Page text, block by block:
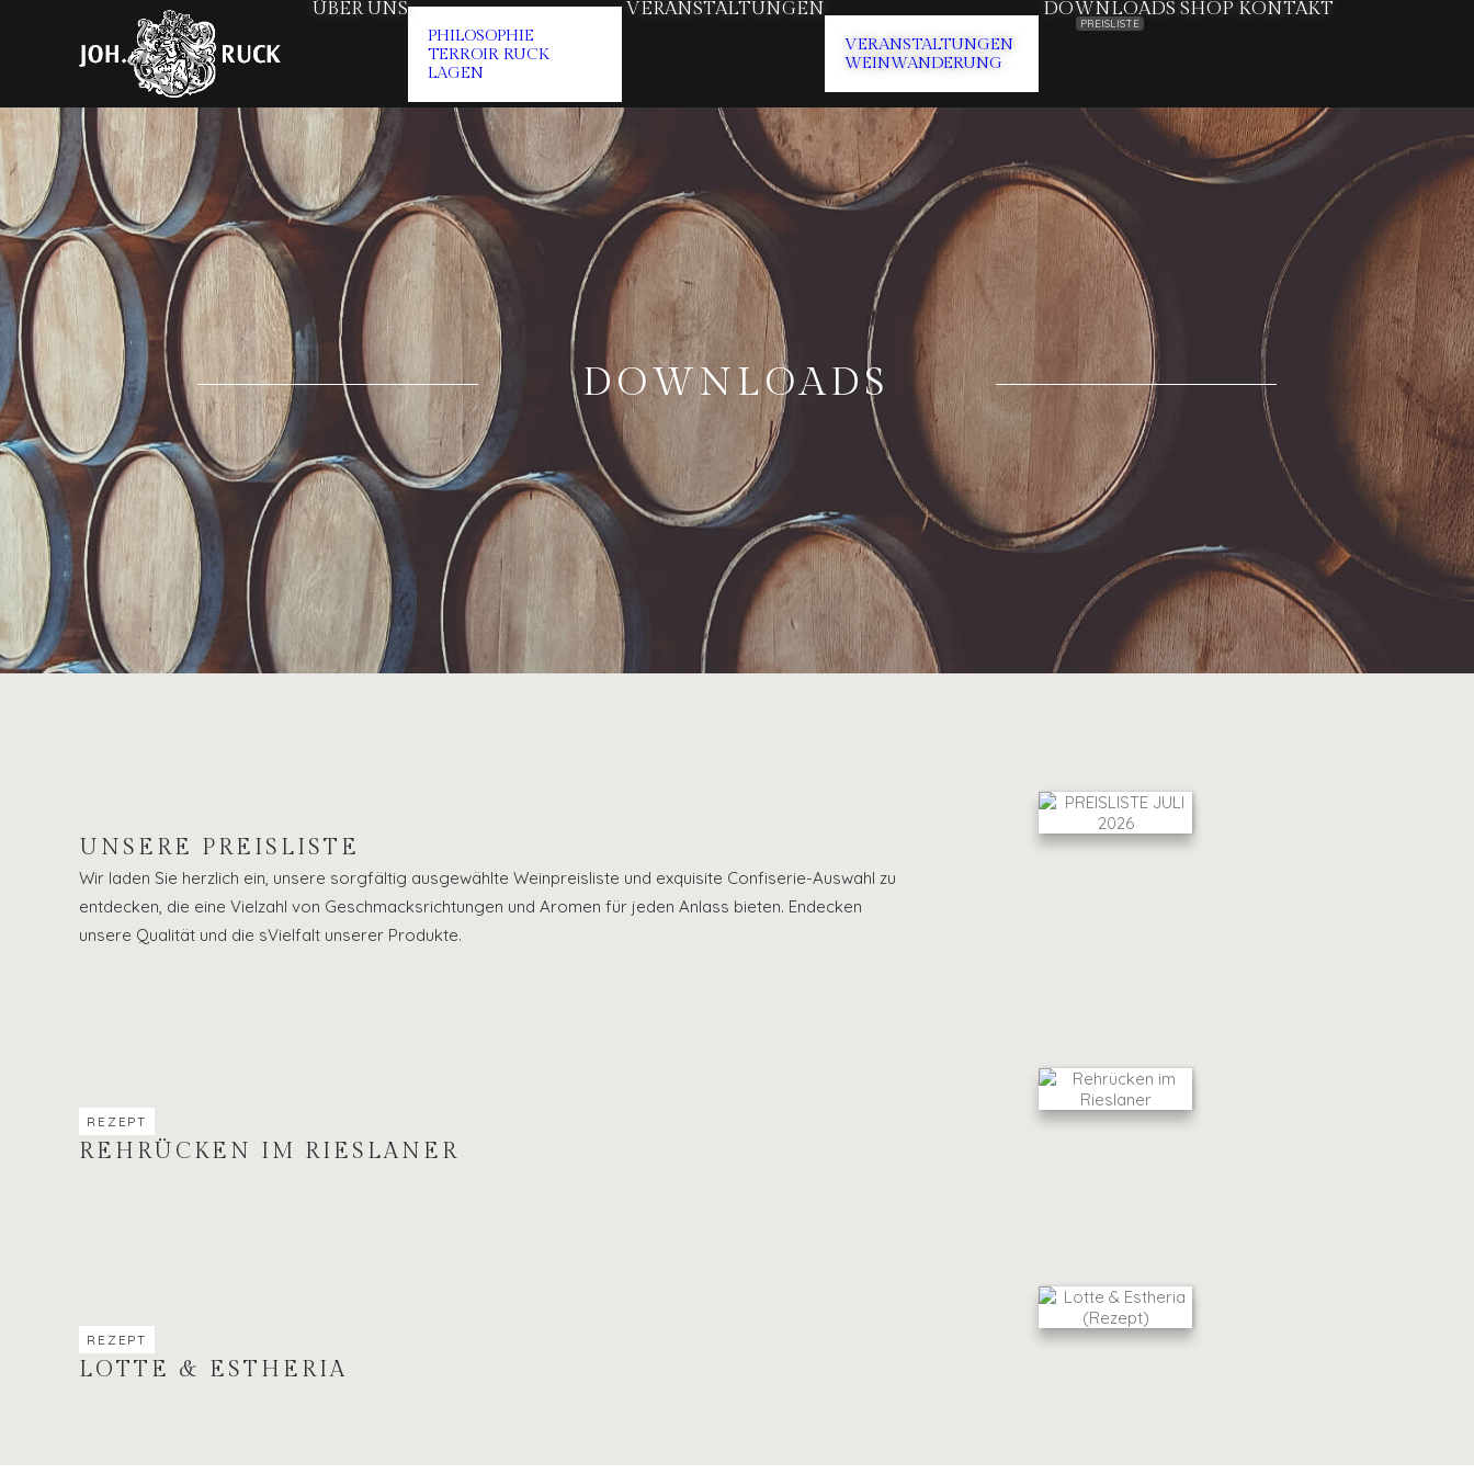
ÜBER UNS
PHILOSOPHIE
TERROIR RUCK
LAGEN
VERANSTALTUNGEN
VERANSTALTUNGEN
WEINWANDERUNG
DOWNLOADS
PREISLISTE
SHOP KONTAKT
DOWNLOADS
UNSERE PREISLISTE
Wir laden Sie herzlich ein, unsere sorgfältig ausgewählte Weinpreisliste und exquisite Confiserie-Auswahl zu
entdecken, die eine Vielzahl von Geschmacksrichtungen und Aromen für jeden Anlass bieten. Endecken
unsere Qualität und die sVielfalt unserer Produkte.
REZEPT
REHRÜCKEN IM RIESLANER
REZEPT
LOTTE & ESTHERIA